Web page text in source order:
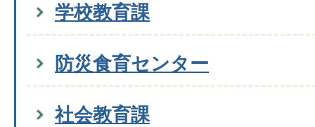
学校教育課
防災食育センター
社会教育課